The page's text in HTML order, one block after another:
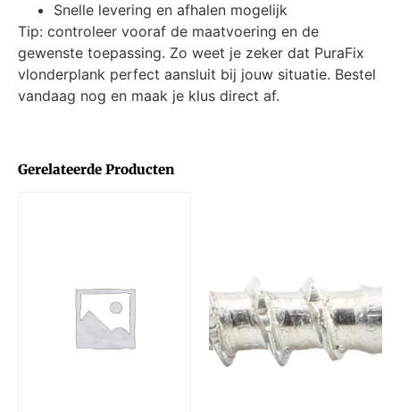
Gerelateerde Producten
Snelle levering en afhalen mogelijk
Tip: controleer vooraf de maatvoering en de
gewenste toepassing. Zo weet je zeker dat PuraFix
vlonderplank perfect aansluit bij jouw situatie. Bestel
vandaag nog en maak je klus direct af.